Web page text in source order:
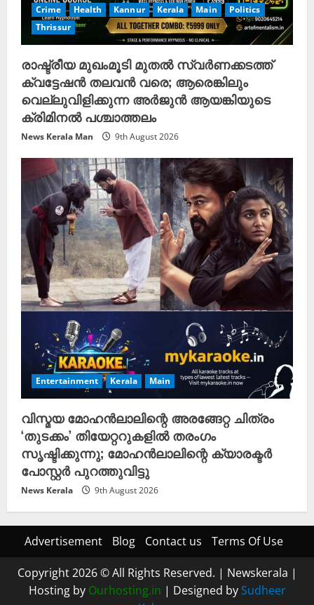
Crime Health Kannur Kerala Main
Politics
Thrissur
രാഷ്ട്രീയ മുഖംമൂടി മുതൽ സ്വർണക്കടത്ത്
ക്വട്ടേഷൻ തലവൻ വരെ; ആരെങ്കിലും
വെല്ലുവിളിക്കുന്ന അർജുൻ ആയങ്കിയുടെ
ക്രിമിനൽ പശ്ചാത്തലം
News Kerala Man 9th August 2026
Entertainment Kerala Main
വിസ്മയ മോഹൻലാലിന്റെ അരങ്ങേറ്റ ചിത്രം
‘തുടക്കം’ തിയേറ്ററുകളിൽ തരംഗം
സൃഷ്ടിക്കുന്നു; മോഹൻലാലിന്റെ ക്യാരക്ടർ
പോസ്റ്റർ പുറത്തുവിട്ടു
News Kerala 9th August 2026
Advertisement Blog Contact us Terms Of Use
Copyright 2026 © All Rights Reserved. | Newskerala |
Hosting by Ourhosting.in | Designed by Sudheer